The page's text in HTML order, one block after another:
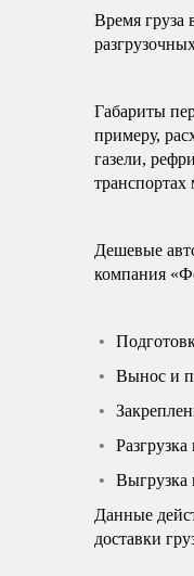
Время груза
Габариты
примеру,
газели,
транспортах
Дешевые
компания
Вынос и
Выгрузка
Данные
доставки